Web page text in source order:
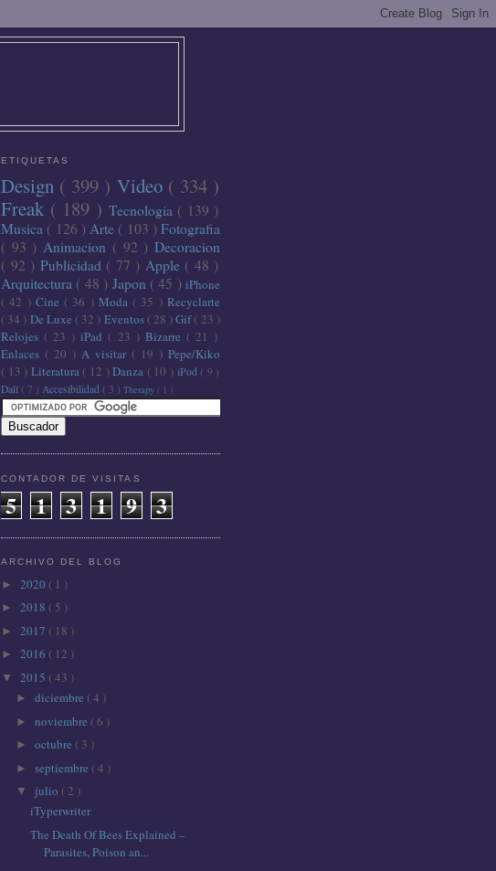
ETIQUETAS
Design ( 399 ) Video ( 334 )
Freak ( 189 ) Tecnologia ( 139 )
Musica ( 126 ) Arte ( 103 ) Fotografia
( 93 ) Animacion ( 92 )Decoracion
( 92 ) Publicidad ( 77 ) Apple ( 48 )
Arquitectura ( 48 ) Japon ( 45 ) iPhone
( 42 ) Cine ( 36 ) Moda ( 35 )Recyclarte
( 34 ) De Luxe ( 32 ) Eventos ( 28 )Gif( 23 )
Relojes ( 23 ) iPad ( 23 ) Bizarre ( 21 )
Enlaces ( 20 ) A visitar ( 19 ) Pepe/Kiko
( 13 ) Literatura ( 12 )Danza ( 10 ) iPod ( 9 )
Dalí ( 7 ) Accesibilidad ( 3 ) Therapy ( 1 )
CONTADOR DE VISITAS
5 1 3 1 9 3
ARCHIVO DEL BLOG
► 2020 ( 1 )
► 2018 ( 5 )
► 2017 ( 18 )
► 2016 ( 12 )
▼ 2015 ( 43 )
► diciembre ( 4 )
► noviembre ( 6 )
► octubre ( 3 )
► septiembre ( 4 )
▼ julio ( 2 )
iTyperwriter
The Death Of Bees Explained –
Parasites, Poison an...